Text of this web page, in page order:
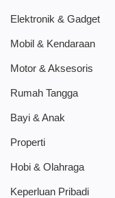
Elektronik & Gadget
Mobil & Kendaraan
Motor & Aksesoris
Rumah Tangga
Bayi & Anak
Properti
Hobi & Olahraga
Keperluan Pribadi